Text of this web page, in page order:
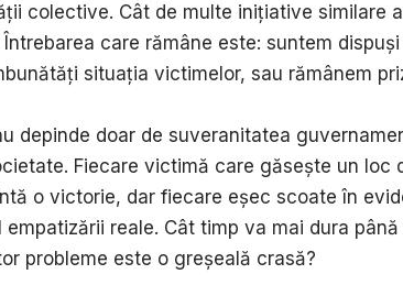
colective. Cât de multe inițiative similare
care rămâne este: suntem
situația victimelor, sau rămânem
depinde doar de suveranitatea
Fiecare victimă care găsește un loc
o victorie, dar fiecare eșec scoate în
reale. Cât timp va mai dura
probleme este o greșeală crasă?